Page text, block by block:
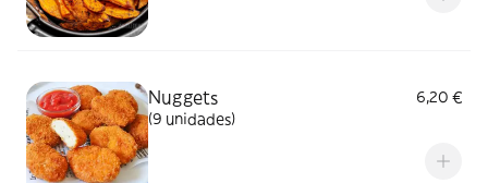
Nuggets
6,20 €
(9 unidades)